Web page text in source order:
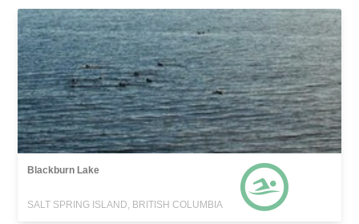
Blackburn Lake
SALT SPRING ISLAND, BRITISH COLUMBIA